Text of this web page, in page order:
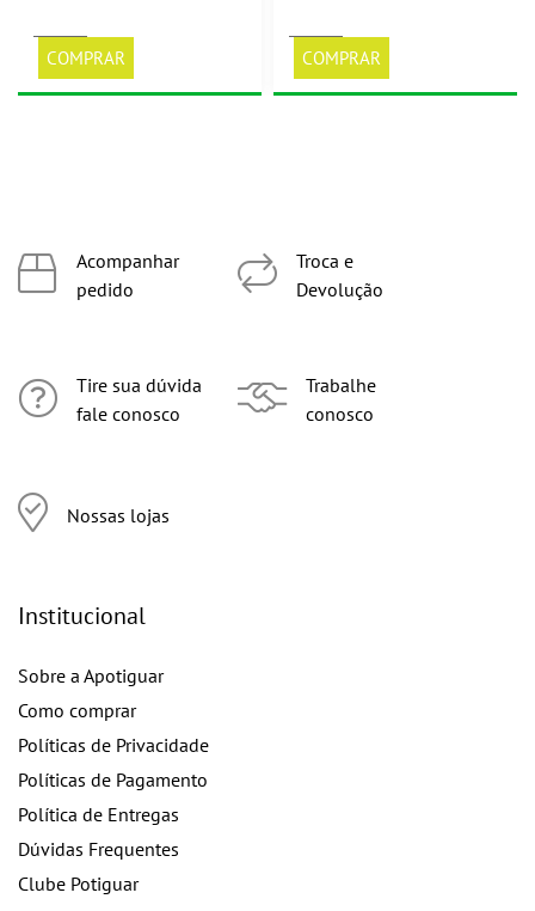
COMPRAR COMPRAR
Acompanhar
pedido
Tire sua dúvida
fale conosco
Nossas lojas
Troca e
Devolução
Trabalhe
conosco
Institucional
Sobre a Apotiguar
Como comprar
Políticas de Privacidade
Políticas de Pagamento
Política de Entregas
Dúvidas Frequentes
Clube Potiguar